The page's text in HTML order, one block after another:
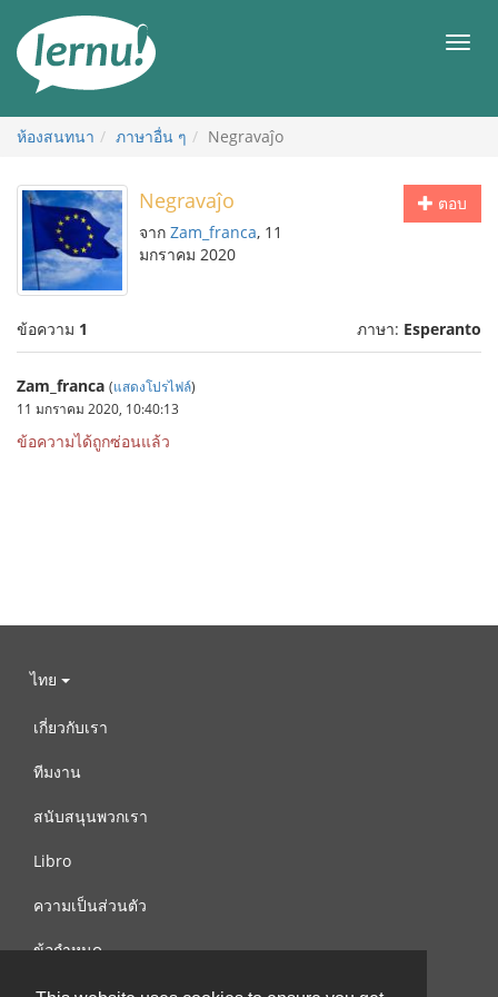
สารบัญ
เมนู
ห้องสนทนา ภาษาอื่น ๆ Negravaĵo
ตอบ
Negravaĵo
จาก Zam_franca, 11
มกราคม 2020
ข้อความ 1 ภาษา: Esperanto
Zam_franca (แสดงโปรไฟล์)
11 มกราคม 2020, 10:40:13
ข้อความได้ถูกซ่อนแล้ว
ไทย
เกี่ยวกับเรา
ทีมงาน
สนับสนุนพวกเรา
Libro
ความเป็นส่วนตัว
ข้อกำหนด